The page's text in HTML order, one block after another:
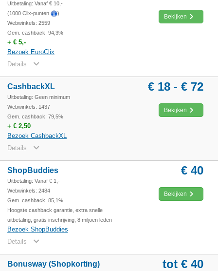
Uitbetaling: Vanaf € 10,-
(1000 Clix-punten
)
Webwinkels: 2559
Gem. cashback: 94,3%
+ € 5,-
Bezoek EuroClix
Details
Bekijken
CashbackXL
Uitbetaling: Geen minimum
Webwinkels: 1437
Gem. cashback: 79,5%
+ € 2,50
Bezoek CashbackXL
Details
€ 18 - € 72
Bekijken
ShopBuddies
Uitbetaling: Vanaf € 1,-
Webwinkels: 2484
Gem. cashback: 85,1%
Hoogste cashback garantie, extra snelle
uitbetaling, gratis inschrijving, 8 miljoen leden
Bezoek ShopBuddies
Details
€ 40
Bekijken
Bonusway (Shopkorting) tot € 40